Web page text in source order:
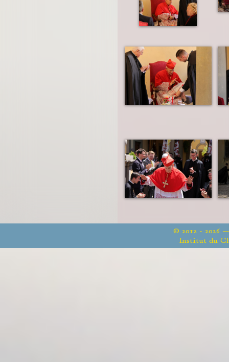
© 2012 -
Institut du